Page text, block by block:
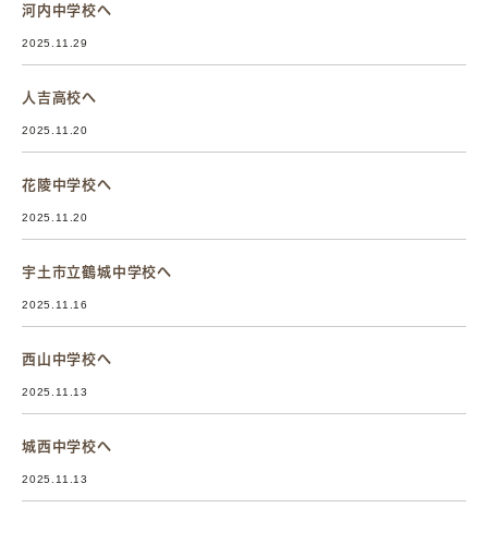
河内中学校へ
2025.11.29
人吉高校へ
2025.11.20
花陵中学校へ
2025.11.20
宇土市立鶴城中学校へ
2025.11.16
西山中学校へ
2025.11.13
城西中学校へ
2025.11.13